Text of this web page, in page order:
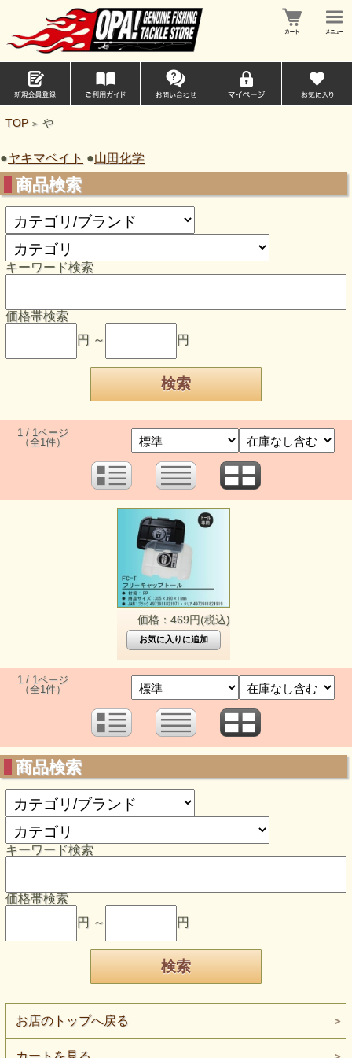
TOP > や
●ヤキマベイト ●山田化学
商品検索
キーワード検索
価格帯検索
円 ～
円
1 / 1ページ
（全1件）
価格：469円(税込)
1 / 1ページ
（全1件）
商品検索
キーワード検索
価格帯検索
円 ～
円
お店のトップへ戻る